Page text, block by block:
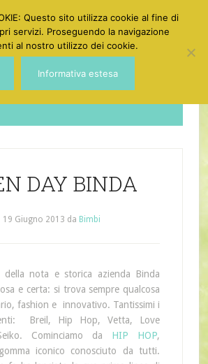
Dotgirl
DAY BINDA
19 Giugno 2013 da Bimbi
della nota e storica azienda Binda
e certa: si trova sempre qualcosa
fashion e innovativo. Tantissimi i
Breil, Hip Hop, Vetta, Love
Cominciamo da HIP HOP,
iconico conosciuto da tutti.
Questo sito utilizza cookie al fine di
servizi. Proseguendo la navigazione
al nostro utilizzo dei cookie.
Informativa estesa